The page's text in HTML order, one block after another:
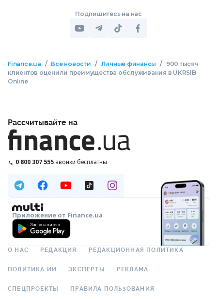
Подпишитесь на нас
Finance.ua / Все новости / Личные финансы /
900 тысяч
клиентов оценили преимущества обслуживания в UKRSIB
Online
Рассчитывайте на
0 800 307 555 звонки бесплатны
Приложение от Finance.ua
О НАС РЕДАКЦИЯ РЕДАКЦИОННАЯ ПОЛИТИКА
ПОЛИТИКА ИИ ЭКСПЕРТЫ РЕКЛАМА
СПЕЦПРОЕКТЫ ПРАВИЛА ПОЛЬЗОВАНИЯ